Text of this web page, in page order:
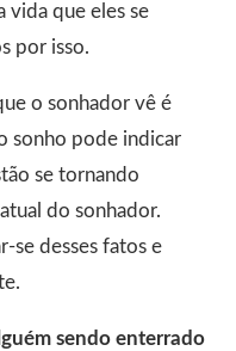
vida que eles se
por isso.
o sonhador vê é
sonho pode indicar
se tornando
do sonhador.
se desses fatos e
sendo enterrado